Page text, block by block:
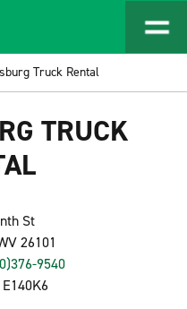
Truck Rental
TRUCK
St
26101
9540
E140K6